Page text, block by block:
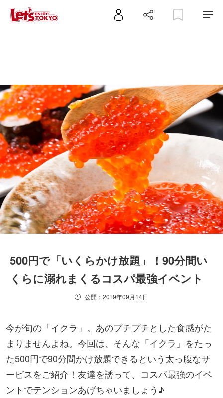
500円で「いくらかけ放題」！90分間い
くらに溺れまくるコスパ最強イベント
公開：2019年09月14日
今が旬の「イクラ」。あのプチプチとした食感がた
まりませんよね。今回は、そんな「イクラ」をたっ
た500円で90分間かけ放題できるという太っ腹なサ
ービスをご紹介！友達を誘って、コスパ最強のイベ
ントでテンションあげちゃいましょう♪